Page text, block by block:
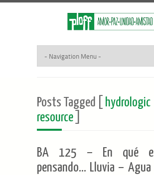
Posts Tagged [
hydrologic
resource
BA 125 – En qué
pensando… Lluvia –